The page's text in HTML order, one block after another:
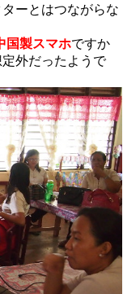
ーとはつながらな
国製スマホですか
外だったようで